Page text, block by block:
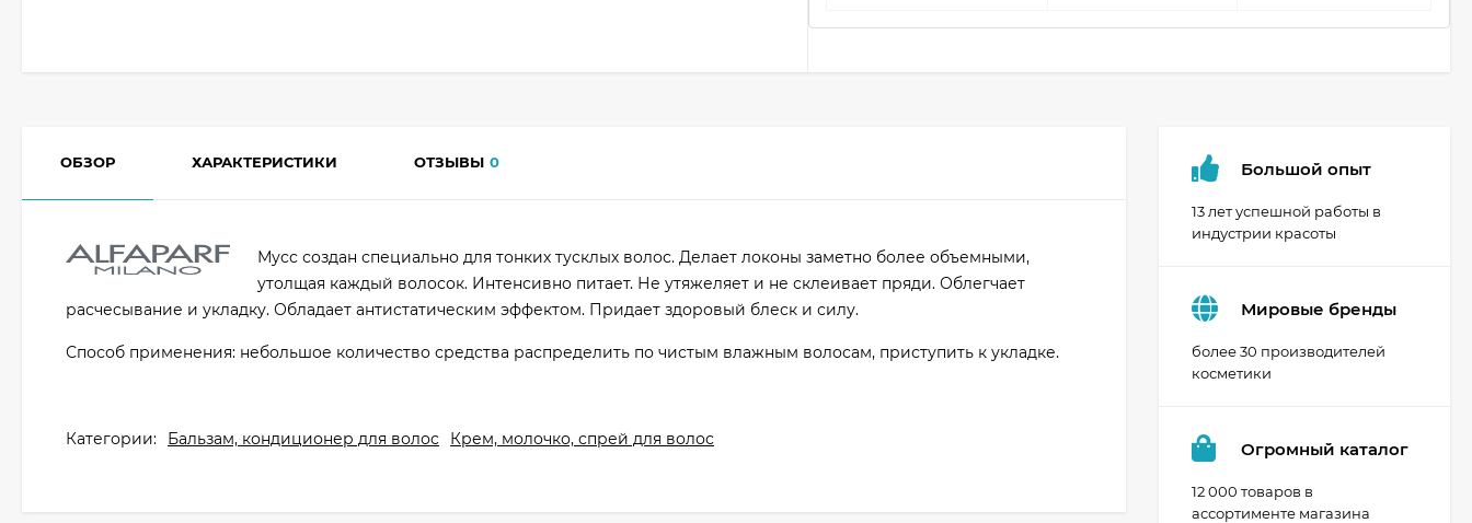
ОБЗОР ХАРАКТЕРИСТИКИ ОТЗЫВЫ 0
Мусс создан специально для тонких тусклых волос. Делает локоны заметно более объемными,
утолщая каждый волосок. Интенсивно питает. Не утяжеляет и не склеивает пряди. Облегчает
расчесывание и укладку. Обладает антистатическим эффектом. Придает здоровый блеск и силу.
Способ применения: небольшое количество средства распределить по чистым влажным волосам, приступить к укладке.
Категории: Бальзам, кондиционер для волос Крем, молочко, спрей для волос
Большой опыт
13 лет успешной работы в
индустрии красоты
Мировые бренды
более 30 производителей
косметики
Огромный каталог
12 000 товаров в
ассортименте магазина